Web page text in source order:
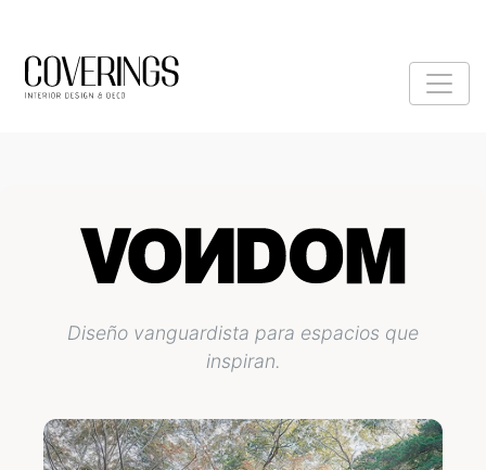
Diseño vanguardista para espacios que
inspiran.